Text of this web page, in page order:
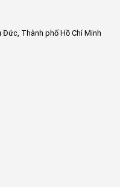
Đức, Thành phố Hồ Chí Minh